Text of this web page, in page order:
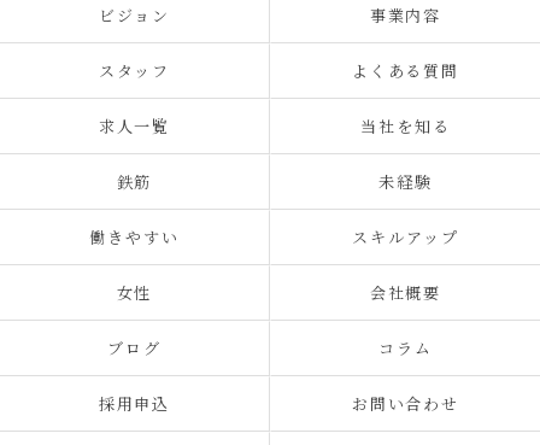
ビジョン 事業内容
スタッフ よくある質問
求人一覧 当社を知る
鉄筋 未経験
働きやすい スキルアップ
女性 会社概要
ブログ コラム
採用申込 お問い合わせ